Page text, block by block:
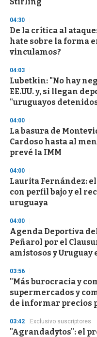
3
s
e
c
o
n
04:30
De la crítica al
hate sobre la forma
vinculamos?
04:03
Lubetkin: "No hay
EE.UU. y, si llegan
"uruguayos
04:00
La basura de
Cardoso hasta al
prevé la IMM
04:00
Laurita Fernández:
con perfil bajo y el
uruguaya
04:00
Agenda Deportiva
Peñarol por el
amistosos y Uruguay
03:56
"Más burocracia y
supermercados y
de informar precios
03:42 Exclusivo suscriptores
"Agrandadytos": el